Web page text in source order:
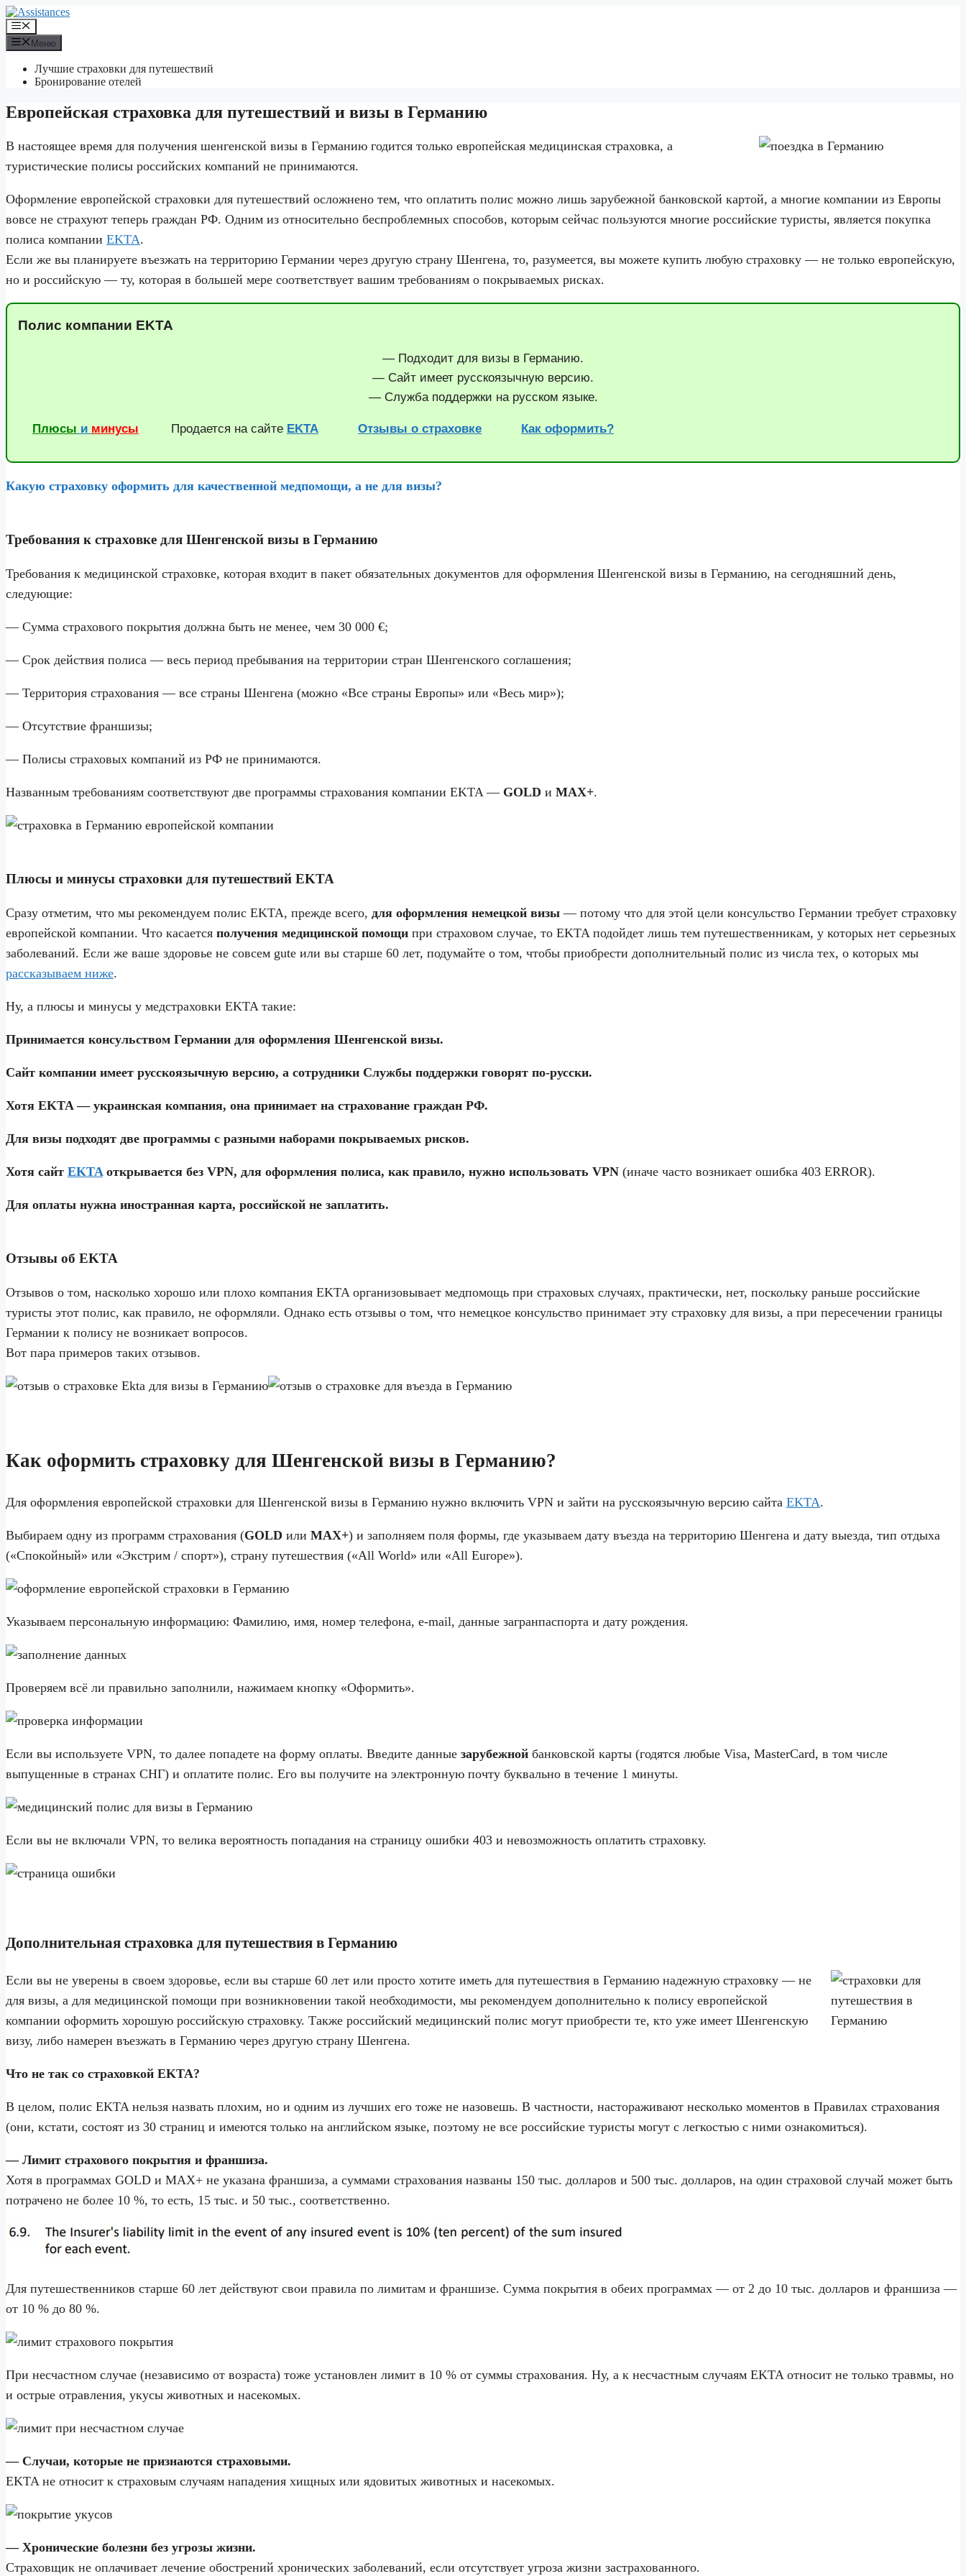
Перейти
к
содержимому
Меню
Меню
Лучшие страховки для путешествий
Бронирование отелей
Европейская страховка для путешествий и визы в Германию
В настоящее время для получения шенгенской визы в Германию годится только европейская медицинская страховка, а
туристические полисы российских компаний не принимаются.
Оформление европейской страховки для путешествий осложнено тем, что оплатить полис можно лишь зарубежной банковской картой, а многие компании из Европы
вовсе не страхуют теперь граждан РФ. Одним из относительно беспроблемных способов, которым сейчас пользуются многие российские туристы, является покупка
полиса компании EKTA.
Если же вы планируете въезжать на территорию Германии через другую страну Шенгена, то, разумеется, вы можете купить любую страховку — не только европейскую,
но и российскую — ту, которая в большей мере соответствует вашим требованиям о покрываемых рисках.
Полис компании EKTA
— Подходит для визы в Германию.
— Сайт имеет русскоязычную версию.
— Служба поддержки на русском языке.
Плюсы и минусы Продается на сайте EKTA Отзывы о страховке Как оформить?
Какую страховку оформить для качественной медпомощи, а не для визы?
Требования к страховке для Шенгенской визы в Германию
Требования к медицинской страховке, которая входит в пакет обязательных документов для оформления Шенгенской визы в Германию, на сегодняшний день,
следующие:
— Сумма страхового покрытия должна быть не менее, чем 30 000 €;
— Срок действия полиса — весь период пребывания на территории стран Шенгенского соглашения;
— Территория страхования — все страны Шенгена (можно «Все страны Европы» или «Весь мир»);
— Отсутствие франшизы;
— Полисы страховых компаний из РФ не принимаются.
Названным требованиям соответствуют две программы страхования компании EKTA — GOLD и MAX+.
Плюсы и минусы страховки для путешествий EKTA
Сразу отметим, что мы рекомендуем полис EKTA, прежде всего, для оформления немецкой визы — потому что для этой цели консульство Германии требует страховку
европейской компании. Что касается получения медицинской помощи при страховом случае, то EKTA подойдет лишь тем путешественникам, у которых нет серьезных
заболеваний. Если же ваше здоровье не совсем gute или вы старше 60 лет, подумайте о том, чтобы приобрести дополнительный полис из числа тех, о которых мы
рассказываем ниже.
Ну, а плюсы и минусы у медстраховки EKTA такие:
Принимается консульством Германии для оформления Шенгенской визы.
Сайт компании имеет русскоязычную версию, а сотрудники Службы поддержки говорят по-русски.
Хотя EKTA — украинская компания, она принимает на страхование граждан РФ.
Для визы подходят две программы с разными наборами покрываемых рисков.
Хотя сайт EKTAоткрывается без VPN, для оформления полиса, как правило, нужно использовать VPN (иначе часто возникает ошибка 403 ERROR).
Для оплаты нужна иностранная карта, российской не заплатить.
Отзывы об EKTA
Отзывов о том, насколько хорошо или плохо компания EKTA организовывает медпомощь при страховых случаях, практически, нет, поскольку раньше российские
туристы этот полис, как правило, не оформляли. Однако есть отзывы о том, что немецкое консульство принимает эту страховку для визы, а при пересечении границы
Германии к полису не возникает вопросов.
Вот пара примеров таких отзывов.
Как оформить страховку для Шенгенской визы в Германию?
Для оформления европейской страховки для Шенгенской визы в Германию нужно включить VPN и зайти на русскоязычную версию сайта EKTA.
Выбираем одну из программ страхования (GOLD или MAX+) и заполняем поля формы, где указываем дату въезда на территорию Шенгена и дату выезда, тип отдыха
(«Спокойный» или «Экстрим / спорт»), страну путешествия («All World» или «All Europe»).
Указываем персональную информацию: Фамилию, имя, номер телефона, e-mail, данные загранпаспорта и дату рождения.
Проверяем всё ли правильно заполнили, нажимаем кнопку «Оформить».
Если вы используете VPN, то далее попадете на форму оплаты. Введите данные зарубежной банковской карты (годятся любые Visa, MasterCard, в том числе
выпущенные в странах СНГ) и оплатите полис. Его вы получите на электронную почту буквально в течение 1 минуты.
Если вы не включали VPN, то велика вероятность попадания на страницу ошибки 403 и невозможность оплатить страховку.
Дополнительная страховка для путешествия в Германию
Если вы не уверены в своем здоровье, если вы старше 60 лет или просто хотите иметь для путешествия в Германию надежную страховку — не
для визы, а для медицинской помощи при возникновении такой необходимости, мы рекомендуем дополнительно к полису европейской
компании оформить хорошую российскую страховку. Также российский медицинский полис могут приобрести те, кто уже имеет Шенгенскую
визу, либо намерен въезжать в Германию через другую страну Шенгена.
Что не так со страховкой EKTA?
В целом, полис EKTA нельзя назвать плохим, но и одним из лучших его тоже не назовешь. В частности, настораживают несколько моментов в Правилах страхования
(они, кстати, состоят из 30 страниц и имеются только на английском языке, поэтому не все российские туристы могут с легкостью с ними ознакомиться).
— Лимит страхового покрытия и франшиза.
Хотя в программах GOLD и MAX+ не указана франшиза, а суммами страхования названы 150 тыс. долларов и 500 тыс. долларов, на один страховой случай может быть
потрачено не более 10 %, то есть, 15 тыс. и 50 тыс., соответственно.
Для путешественников старше 60 лет действуют свои правила по лимитам и франшизе. Сумма покрытия в обеих программах — от 2 до 10 тыс. долларов и франшиза —
от 10 % до 80 %.
При несчастном случае (независимо от возраста) тоже установлен лимит в 10 % от суммы страхования. Ну, а к несчастным случаям EKTA относит не только травмы, но
и острые отравления, укусы животных и насекомых.
— Случаи, которые не признаются страховыми.
EKTA не относит к страховым случаям нападения хищных или ядовитых животных и насекомых.
— Хронические болезни без угрозы жизни.
Страховщик не оплачивает лечение обострений хронических заболеваний, если отсутствует угроза жизни застрахованного.